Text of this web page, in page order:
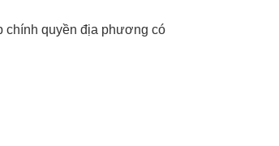
chính quyền địa phương có